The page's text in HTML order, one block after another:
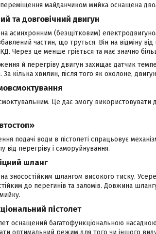
переміщення майданчиком мийка оснащена
та довговічний двигун
асинхронним (безщітковим)
частин, що труться. Він на відміну
Через це менше гріється та має значно
й перегріву двигун захищає датчик
За кілька хвилин, після того як охолоне,
Це дає змогу
подачі води в пістолеті спрацьовує
від перегріву і саморуйнування.
шланг
зносостійким шлангом високого тиску.
до перегинів та заломів. Довжина
пістолет
оснащений багатофункціональною
оптимальний режим для того чи іншого